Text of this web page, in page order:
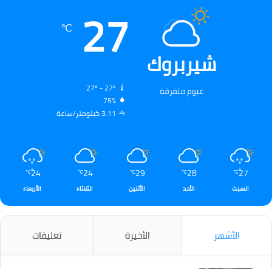
شيربروك
غيوم متفرقة
27
℃
75%
3.11 كيلومتر/ساعة
27
℃
السبت
28
℃
الأحد
29
℃
الأثنين
24
℃
الثلاثاء
24
℃
الأربعاء
الأشهر الأخيرة تعليقات